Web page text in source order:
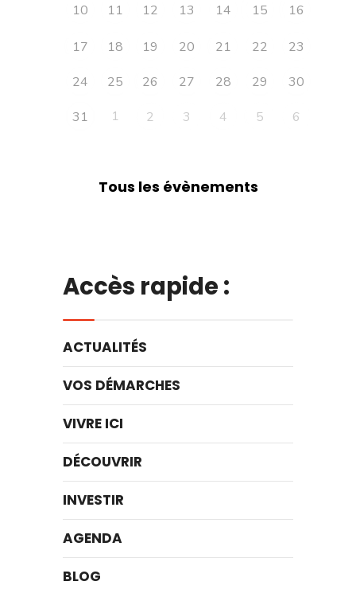
10 11 12 13 14 15 16
17 18 19 20 21 22
23
24
25 26 27 28 29
30
31
1 2 3 4 5 6
Tous les évènements
Accès rapide :
ACTUALITÉS
VOS DÉMARCHES
VIVRE ICI
DÉCOUVRIR
INVESTIR
AGENDA
BLOG